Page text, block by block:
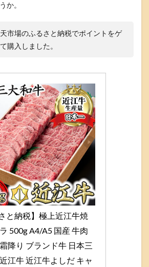
か。
市場のふるさと納税でポイントをゲ
購入しました。
と納税】極上近江牛焼
500g A4/A5 国産 牛肉
降り ブランド牛 日本三
江牛 近江牛よしだ キャ